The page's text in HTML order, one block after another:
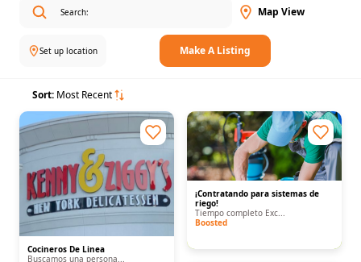
Map View
Set up location Make A Listing
Sort: Most Recent
Cocineros De Linea
Buscamos una persona...
¡Contratando para sistemas de
riego!
Tiempo completo Exc...
Boosted